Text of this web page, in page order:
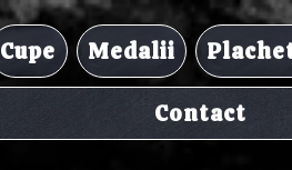
Cupe Medalii
Contact